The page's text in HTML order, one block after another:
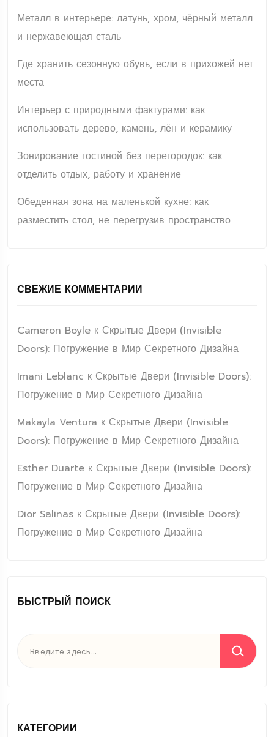
Металл в интерьере: латунь, хром, чёрный металл
и нержавеющая сталь
Где хранить сезонную обувь, если в прихожей нет
места
Интерьер с природными фактурами: как
использовать дерево, камень, лён и керамику
Зонирование гостиной без перегородок: как
отделить отдых, работу и хранение
Обеденная зона на маленькой кухне: как
разместить стол, не перегрузив пространство
СВЕЖИЕ КОММЕНТАРИИ
Cameron Boyle к Скрытые Двери (Invisible
Doors): Погружение в Мир Секретного Дизайна
Imani Leblanc к Скрытые Двери (Invisible Doors):
Погружение в Мир Секретного Дизайна
Makayla Ventura к Скрытые Двери (Invisible
Doors): Погружение в Мир Секретного Дизайна
Esther Duarte к Скрытые Двери (Invisible Doors):
Погружение в Мир Секретного Дизайна
Dior Salinas к Скрытые Двери (Invisible Doors):
Погружение в Мир Секретного Дизайна
БЫСТРЫЙ ПОИСК
КАТЕГОРИИ